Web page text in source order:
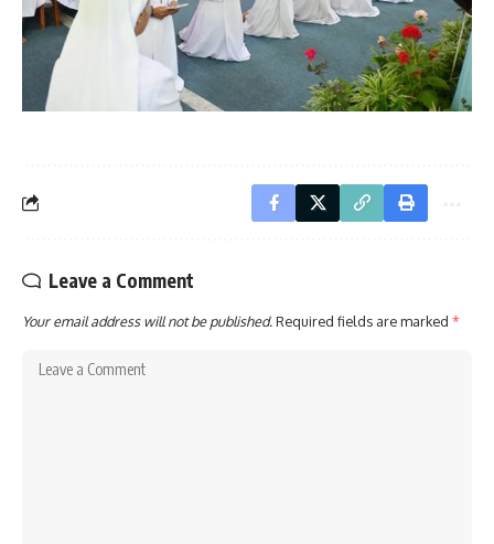
Leave a Comment
Your email address will not be published.Required fields are marked *